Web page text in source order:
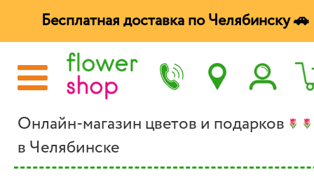
Бесплатная доставка по Челябинску 🚗
Онлайн-магазин цветов и подарков
в Челябинске